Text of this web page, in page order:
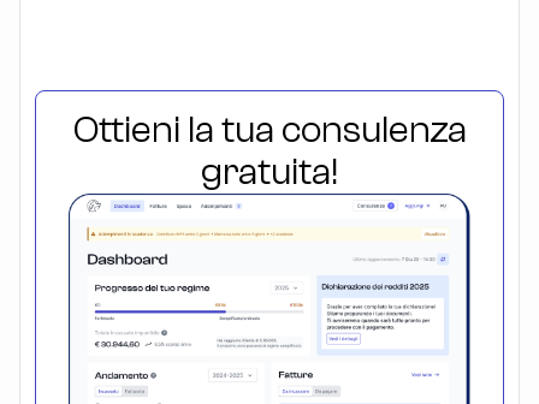
Ottieni la tua consulenza
gratuita!